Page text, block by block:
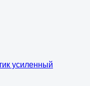
усиленный